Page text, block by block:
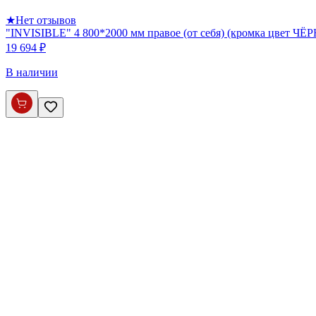
★Нет отзывов
"INVISIBLE" 4 800*2000 мм правое (от себя) (кромка цвет
19 694 ₽
В наличии